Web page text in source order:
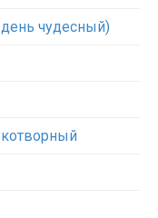
чудесный)